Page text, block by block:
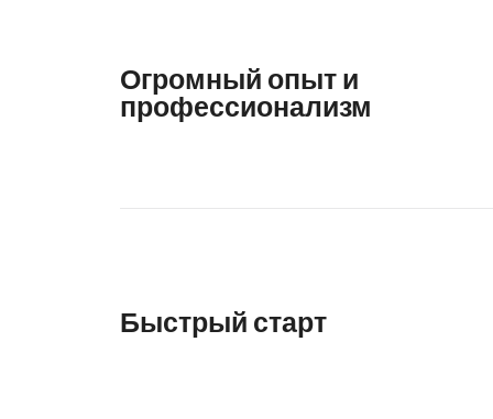
Огромный опыт и
профессионализм
Быстрый старт